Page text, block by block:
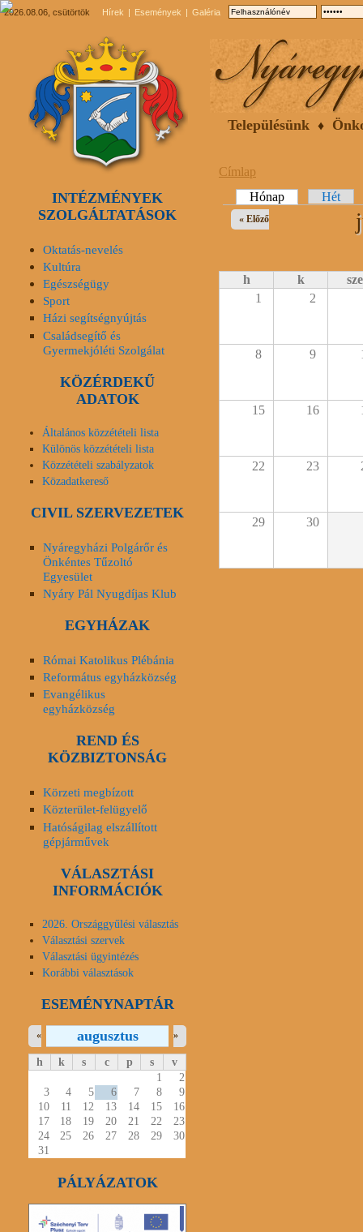
2026.08.06, csütörtök Hírek Események Galéria
Településünk
Címlap
Elsődleges fülek
Hónap (aktív fül)
Hét
« Előző
h k
sze
1
2
8 9
15 16
22 23
29 30
INTÉZMÉNYEK
SZOLGÁLTATÁSOK
Oktatás-nevelés
Kultúra
Egészségügy
Sport
Házi segítségnyújtás
Családsegítő és
Gyermekjóléti Szolgálat
KÖZÉRDEKŰ
ADATOK
Általános közzétételi lista
Különös közzétételi lista
Közzétételi szabályzatok
Közadatkereső
CIVIL SZERVEZETEK
Nyáregyházi Polgárőr és
Önkéntes Tűzoltó
Egyesület
Nyáry Pál Nyugdíjas Klub
EGYHÁZAK
Római Katolikus Plébánia
Református egyházközség
Evangélikus
egyházközség
REND ÉS
KÖZBIZTONSÁG
Körzeti megbízott
Közterület-felügyelő
Hatóságilag elszállított
gépjárművek
VÁLASZTÁSI
INFORMÁCIÓK
2026. Országgyűlési választás
Választási szervek
Választási ügyintézés
Korábbi választások
ESEMÉNYNAPTÁR
augusztus
« »
h k s c p s
v
1
2
3
4 5 6 7 8
9
10
11 12 13 14 15
16
17
18 19 20 21 22
23
24
25 26 27 28 29
30
31
PÁLYÁZATOK